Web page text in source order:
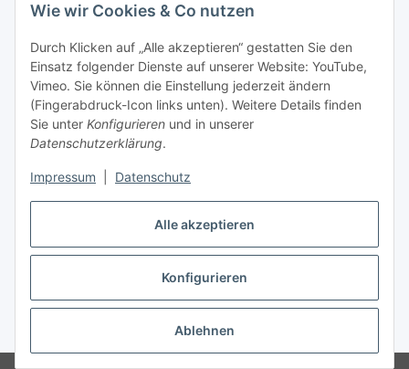
Alle akzeptieren
Konfigurieren
Ablehnen
Wie wir Cookies & Co nutzen
Durch Klicken auf „Alle akzeptieren“ gestatten Sie den
Einsatz folgender Dienste auf unserer Website: YouTube,
Vimeo. Sie können die Einstellung jederzeit ändern
(Fingerabdruck-Icon links unten). Weitere Details finden
Sie unter Konfigurieren und in unserer
Datenschutzerklärung.
Impressum Datenschutz
Vertrag widerrufen
* Alle Preise inkl. gesetzlicher USt., inkl.Versand